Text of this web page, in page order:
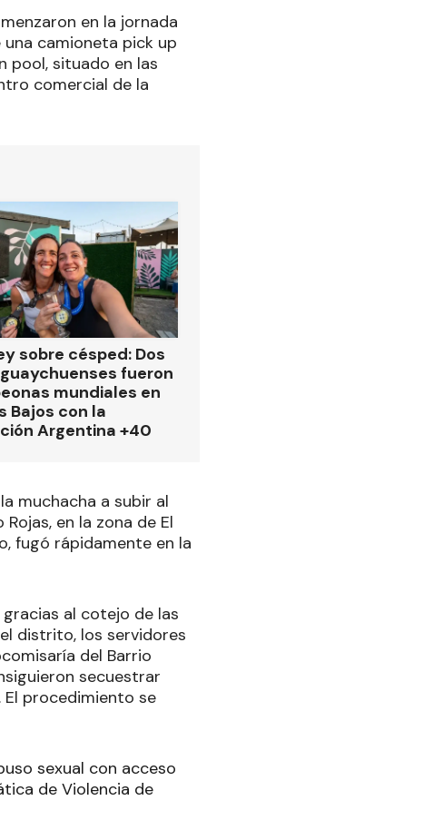
en la jornada
camioneta pick up
pool, situado en las
comercial de la
sobre césped: Dos
fueron
mundiales en
Bajos con la
Argentina +40
muchacha a subir al
en la zona de El
fugó rápidamente en la
al cotejo de las
distrito, los servidores
del Barrio
secuestrar
El procedimiento se
sexual con acceso
de Violencia de